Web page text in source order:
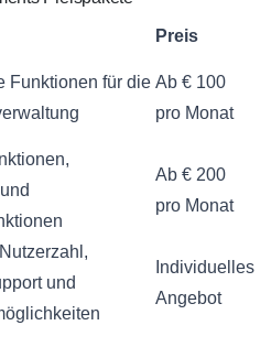
Preis
Funktionen für die Ab € 100
pro Monat
Ab € 200
pro Monat
und
Individuelles
Angebot